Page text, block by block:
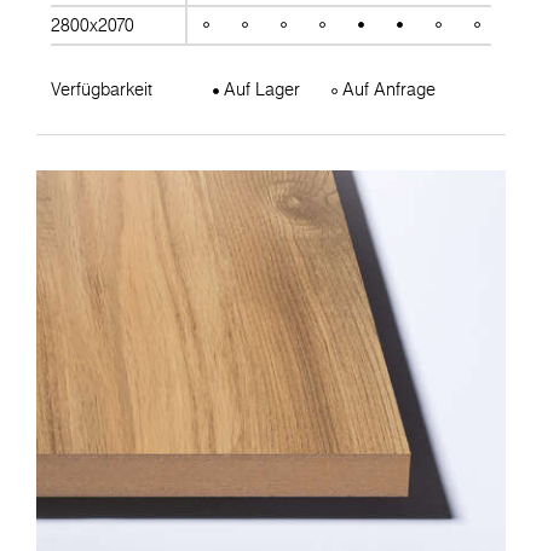
2800x2070
Verfügbarkeit Auf Lager Auf Anfrage